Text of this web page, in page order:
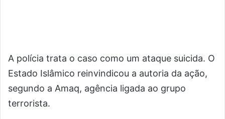
A polícia trata o caso como um ataque suicida. O
Estado Islâmico reinvindicou a autoria da ação,
segundo a Amaq, agência ligada ao grupo
terrorista.